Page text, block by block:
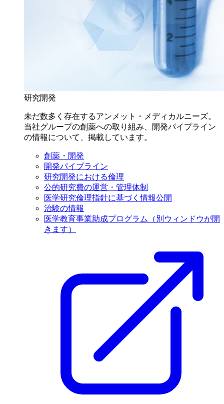
研究開発
未だ数多く存在するアンメット・メディカルニーズ。
当社グループの創薬への取り組み、開発パイプライン
の情報について、掲載しています。
創薬・開発
開発パイプライン
研究開発における倫理
公的研究費の運営・管理体制
医学研究倫理指針に基づく情報公開
治験の情報
医学教育事業助成プログラム
（別ウィンドウが開
きます）